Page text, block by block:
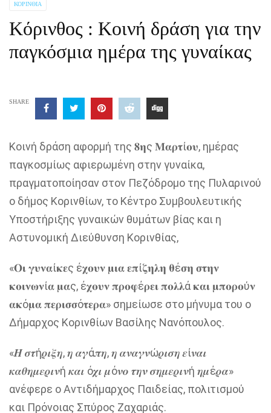
ΚΟΡΙΝΘΊΑ
Κόρινθος : Κοινή δράση για την
παγκόσμια ημέρα της γυναίκας
SHARE
Κοινή δράση αφορμή της 𝟖𝛈ς 𝚳𝛂𝛒𝛕ί𝛐𝛖, ημέρας
παγκοσμίως αφιερωμένη στην γυναίκα,
πραγματοποίησαν στον Πεζόδρομο της Πυλαρινού
ο δήμος Κορινθίων, το Κέντρο Συμβουλευτικής
Υποστήριξης γυναικών θυμάτων βίας και η
Αστυνομική Διεύθυνση Κορινθίας,
«𝚶𝛊 𝛄𝛖𝛎𝛂ί𝛋𝛆ς έ𝛘𝛐𝛖𝛎 𝛍𝛊𝛂 𝛆𝛑ί𝛇𝛈𝛌𝛈 𝛉έ𝛔𝛈 𝛔𝛕𝛈𝛎
𝛋𝛐𝛊𝛎𝛚𝛎ί𝛂 𝛍𝛂ς, έ𝛘𝛐𝛖𝛎 𝛑𝛒𝛐𝛗έ𝛒𝛆𝛊 𝛑𝛐𝛌𝛌ά 𝛋𝛂𝛊 𝛍𝛑𝛐𝛒𝛐ύ𝛎
𝛂𝛋ό𝛍𝛂 𝛑𝛆𝛒𝛊𝛔𝛔ό𝛕𝛆𝛒𝛂» σημείωσε στο μήνυμα του ο
Δήμαρχος Κορινθίων Βασίλης Νανόπουλος.
«𝜢 𝝈𝝉ή𝝆𝜾𝝃𝜼, 𝜼 𝜶𝜸ά𝝅𝜼, 𝜼 𝜶𝝂𝜶𝜸𝝂ώ𝝆𝜾𝝈𝜼 𝜺ί𝝂𝜶𝜾
𝜿𝜶𝜽𝜼𝝁𝜺𝝆𝜾𝝂ή 𝜿𝜶𝜾 ό𝝌𝜾 𝝁ό𝝂𝝄 𝝉𝜼𝝂 𝝈𝜼𝝁𝜺𝝆𝜾𝝂ή 𝜼𝝁έ𝝆𝜶»
ανέφερε ο Αντιδήμαρχος Παιδείας, πολιτισμού
και Πρόνοιας Σπύρος Ζαχαριάς.